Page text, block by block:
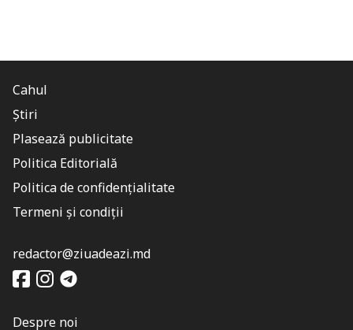
Cahul
Știri
Plasează publicitate
Politica Editorială
Politica de confidențialitate
Termeni și condiții
redactor@ziuadeazi.md
Despre noi